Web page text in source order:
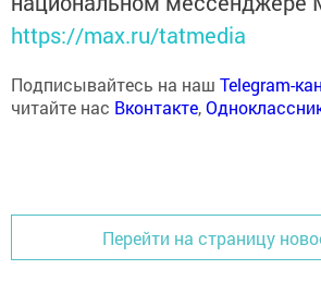
https://max.ru/tatmedia
Подписывайтесь на наш Telegram-
читайте нас Вконтакте,
Перейти на страницу